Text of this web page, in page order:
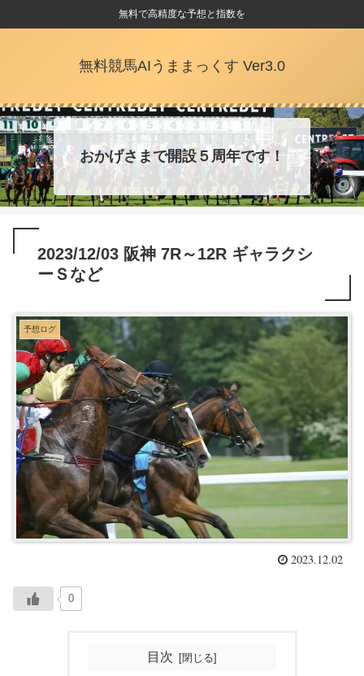
無料で高精度な予想と指数を
無料競馬AIうままっくす Ver3.0
おかげさまで開設５周年です！
2023/12/03 阪神 7R～12R ギャラクシ
ーＳなど
予想ログ
2023.12.02
0
目次